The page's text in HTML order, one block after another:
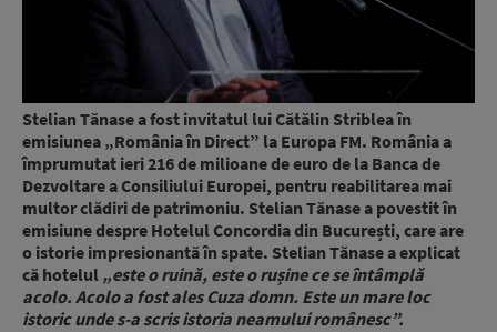
Stelian Tănase a fost invitatul lui Cătălin Striblea în
emisiunea „România în Direct” la Europa FM. România a
împrumutat ieri 216 de milioane de euro de la Banca de
Dezvoltare a Consiliului Europei, pentru reabilitarea mai
multor clădiri de patrimoniu. Stelian Tănase a povestit în
emisiune despre Hotelul Concordia din București, care are
o istorie impresionantă în spate. Stelian Tănase a explicat
că hotelul „este o ruină, este o rușine ce se întâmplă
acolo. Acolo a fost ales Cuza domn. Este un mare loc
istoric unde s-a scris istoria neamului românesc”.